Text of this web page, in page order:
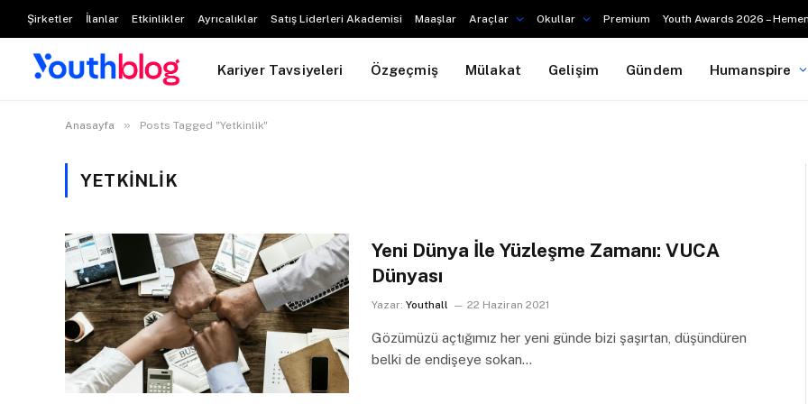
Şirketler İlanlar Etkinlikler Ayrıcalıklar Satış Liderleri Akademisi Maaşlar Araçlar Okullar Premium Youth Awards 2026 –
Kariyer Tavsiyeleri Özgeçmiş Mülakat Gelişim Gündem Humanspire
Anasayfa » Posts Tagged "Yetkinlik"
YETKINLIK
Yeni Dünya İle Yüzleşme Zamanı: VUCA
Dünyası
Yazar: Youthall 22 Haziran 2021
Gözümüzü açtığımız her yeni günde bizi şaşırtan, düşündüren
belki de endişeye sokan…